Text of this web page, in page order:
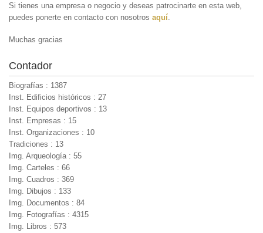
Si tienes una empresa o negocio y deseas patrocinarte en esta web,
puedes ponerte en contacto con nosotros aquí
Muchas gracias
Contador
Biografías : 1387
Inst. Edificios históricos : 27
Inst. Equipos deportivos : 13
Inst. Empresas : 15
Inst. Organizaciones : 10
Tradiciones : 13
Img. Arqueología : 55
Img. Carteles : 66
Img. Cuadros : 369
Img. Dibujos : 133
Img. Documentos : 84
Img. Fotografías : 4315
Img. Libros : 573